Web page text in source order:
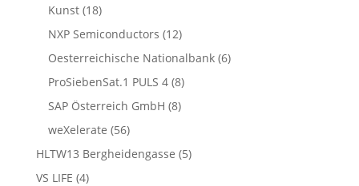
Kunst(18)
NXP Semiconductors (12)
Oesterreichische Nationalbank(6)
ProSiebenSat.1 PULS 4(8)
SAP Österreich GmbH (8)
weXelerate (56)
HLTW13 Bergheidengasse (5)
VS LIFE (4)